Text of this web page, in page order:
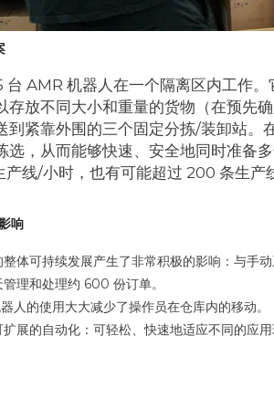
台 AMR 机器人在一个隔离区内工作
存放不同大小和重量的货物（在预先
到紧靠外围的三个固定分拣/装卸站。
选，从而能够快速、安全地同时准备
产线/小时，也有可能超过 200 条生产
响
整体可持续发展产生了非常积极的影响：与手
理和处理约 600 份订单。
人的使用大大减少了操作员在仓库内的移动。
扩展的自动化：可轻松、快速地适应不同的应